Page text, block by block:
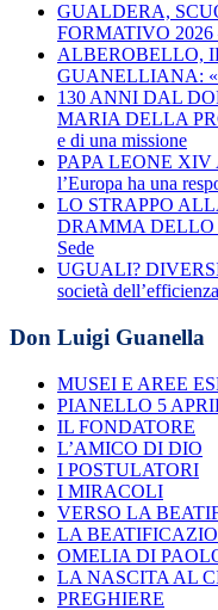
GUALDERA,
FORMATIVO 2026
ALBEROBELLO,
GUANELLIANA: «Il
130 ANNI DAL
MARIA DELLA
e di una missione
PAPA LEONE XIV
l’Europa ha una
LO STRAPPO
DRAMMA DELLO
Sede
UGUALI?
società dell’efficienza
Don Luigi Guanella
MUSEI E AREE
PIANELLO 5
IL FONDATORE
L’AMICO DI DIO
I POSTULATORI
I MIRACOLI
VERSO LA
LA
OMELIA DI
LA NASCITA AL
PREGHIERE